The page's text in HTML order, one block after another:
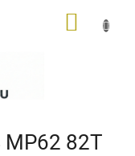
MP62 82T